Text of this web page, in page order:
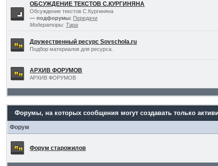
ОБСУЖДЕНИЕ ТЕКСТОВ С.КУРГИНЯНА
Обсуждение текстов С.Кургиняна
— подфорумы: Передачи
Модераторы: Тара
Дружественный ресурс Sovschola.ru
Подбор материалов для ресурса.
АРХИВ ФОРУМОВ
АРХИВ ФОРУМОВ
Форумы, на которых сообщения могут создавать только
Форум
Форум старожилов